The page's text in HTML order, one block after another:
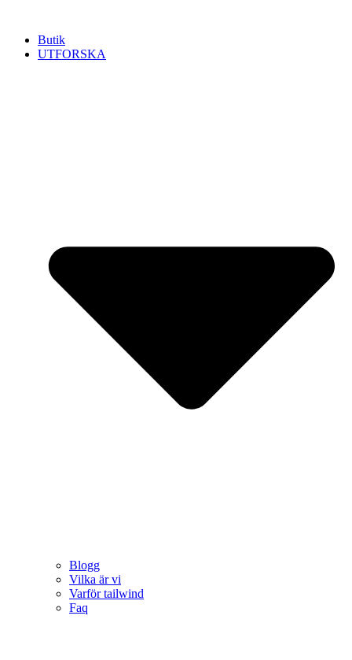
innehållButik
UTFORSKA
Blogg
Vilka är vi
Varför tailwind
Faq